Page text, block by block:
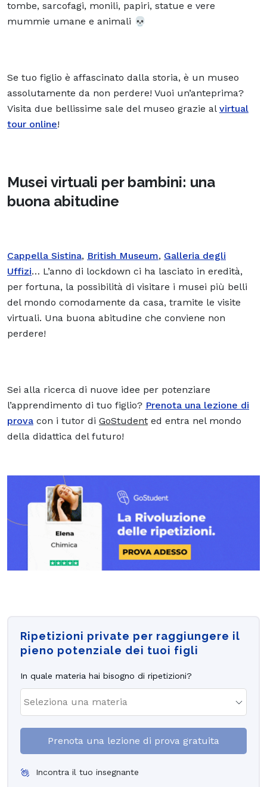
tombe, sarcofagi, monili, papiri, statue e vere
mummie umane e animali 💀
Se tuo figlio è affascinato dalla storia, è un museo
assolutamente da non perdere! Vuoi un’anteprima?
Visita due bellissime sale del museo grazie al virtual
tour online!
Musei virtuali per bambini: una
buona abitudine
Cappella Sistina, British Museum, Galleria degli
Uffizi… L’anno di lockdown ci ha lasciato in eredità,
per fortuna, la possibilità di visitare i musei più belli
del mondo comodamente da casa, tramite le visite
virtuali. Una buona abitudine che conviene non
perdere!
Sei alla ricerca di nuove idee per potenziare
l’apprendimento di tuo figlio? Prenota una lezione di
prova con i tutor di GoStudent ed entra nel mondo
della didattica del futuro!
Ripetizioni private per raggiungere il
pieno potenziale dei tuoi figli
In quale materia hai bisogno di ripetizioni?
Prenota una lezione di prova gratuita
Incontra il tuo insegnante